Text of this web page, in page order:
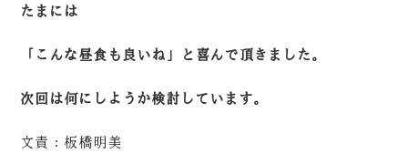
たまには
「こんな昼食も良いね」と喜んで頂きました。
次回は何にしようか検討しています。
文責：板橋明美